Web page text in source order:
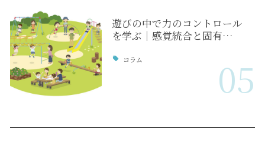
遊びの中で力のコントロール
を学ぶ｜感覚統合と固有…
コラム 05